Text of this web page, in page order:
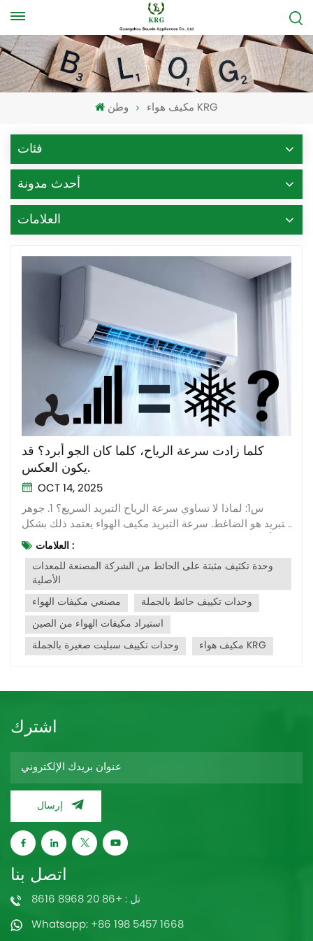
وطن مكيف هواء KRG
فئات
أحدث مدونة
العلامات
كلما زادت سرعة الرياح، كلما كان الجو أبرد؟ قد
يكون العكس.
OCT 14, 2025
س1: لماذا لا تساوي سرعة الرياح التبريد السريع؟ 1. جوهر
التبريد هو الضاغط. سرعة التبريد مكيف الهواء يعتمد ذلك بشكل
أساسي على قدرة الضاغط على التبريد، وليس على سرعة
دوران المروحة. تزداد سرعة الرياح، مما يُسرّع تدفق الهواء
فقط، ولكنه لا يزيد مباشرةً من قدرة مكيف الهواء على التبريد.
2. سرعة الرياح تؤ...
العلامات :
وحدة تكثيف مثبتة على الحائط من الشركة المصنعة للمعدات
الأصلية
مصنعي مكيفات الهواء
وحدات تكييف حائط بالجملة
استيراد مكيفات الهواء من الصين
وحدات تكييف سبليت صغيرة بالجملة
مكيف هواء KRG
اشترك
إرسال
اتصل بنا
تل : +86 20 8968 8616
Whatsapp: +86 198 5457 1668